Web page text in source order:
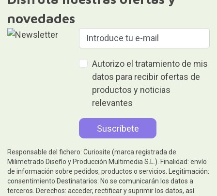
novedades
Autorizo el tratamiento de mis
datos para recibir ofertas de
productos y noticias
relevantes
Responsable del fichero: Curiosite (marca registrada de
Milimetrado Diseño y Producción Multimedia S.L.). Finalidad: envío
de información sobre pedidos, productos o servicios. Legitimación:
consentimiento.Destinatarios: No se comunicarán los datos a
terceros. Derechos: acceder, rectificar y suprimir los datos, así